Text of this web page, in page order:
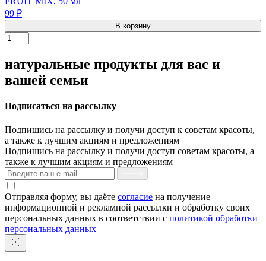
99 ₽
В корзину
натуральные продукты для вас и
вашей семьи
Подписаться на рассылку
Подпишись на рассылку и получи доступ к советам красоты,
а также к лучшим акциям и предложениям
Подпишись на рассылку и получи доступ советам красоты, а
также к лучшим акциям и предложениям
Отправляя форму, вы даёте согласие на получение
информационной и рекламной рассылки и обработку своих
персональных данных в соответствии с политикой обработки
персональных данных